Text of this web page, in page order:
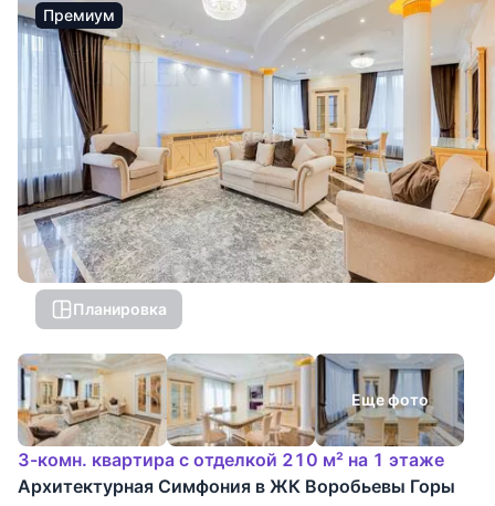
Премиум
Планировка
Еще фото
3-комн. квартира с отделкой 210 м² на 1 этаже
Архитектурная Симфония в ЖК Воробьевы Горы